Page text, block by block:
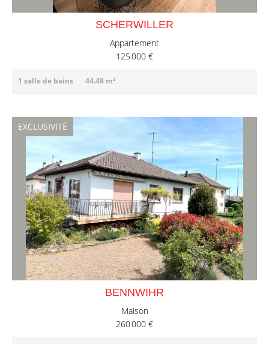
SCHERWILLER
Appartement
125 000 €
1 salle de bains 44.48 m²
BENNWIHR
Maison
260 000 €
EXCLUSIVITÉ